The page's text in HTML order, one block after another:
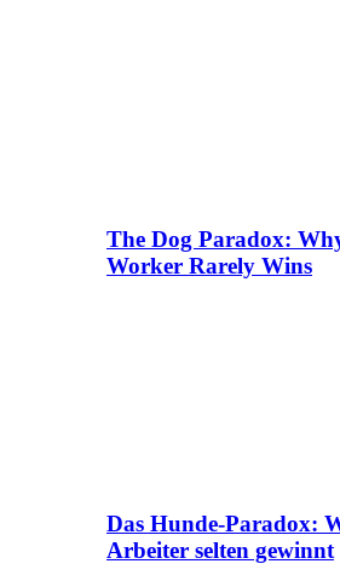
The Dog Paradox:
Worker Rarely Wins
Das Hunde-Paradox:
Arbeiter selten gewinnt